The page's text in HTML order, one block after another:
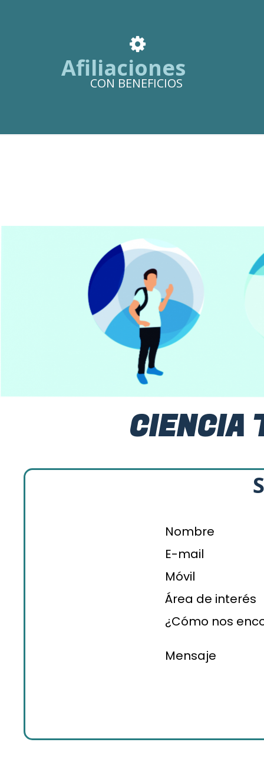
Afiliaciones
CON BENEFICIOS
CIENCIA

Nombre
E-mail
Móvil
Área de
¿Cómo nos
Mensaje